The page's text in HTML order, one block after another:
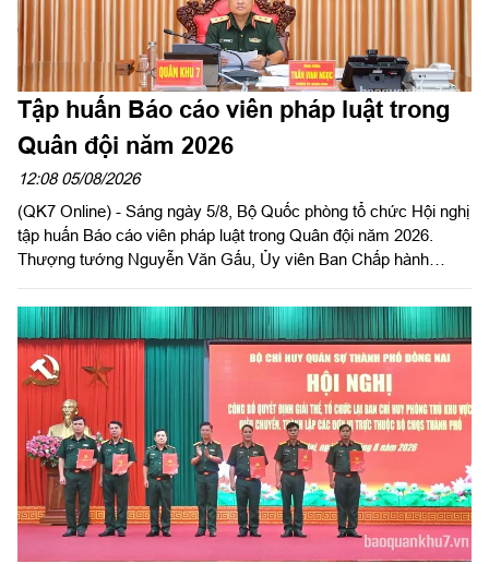
Tập huấn Báo cáo viên pháp luật trong
Quân đội năm 2026
12:08 05/08/2026
(QK7 Online) - Sáng ngày 5/8, Bộ Quốc phòng tổ chức Hội nghị
tập huấn Báo cáo viên pháp luật trong Quân đội năm 2026.
Thượng tướng Nguyễn Văn Gấu, Ủy viên Ban Chấp hành
Bộ Quốc phòng, Chủ tịch Hội đồng Phổ biến, giáo dục pháp luật
Bộ Quốc phòng chủ trì hội nghị. Hội nghị được tổ chức bằng
hình thức trực tiếp kết hợp với trực tuyến tại 122 điểm cầu
trong toàn quân.